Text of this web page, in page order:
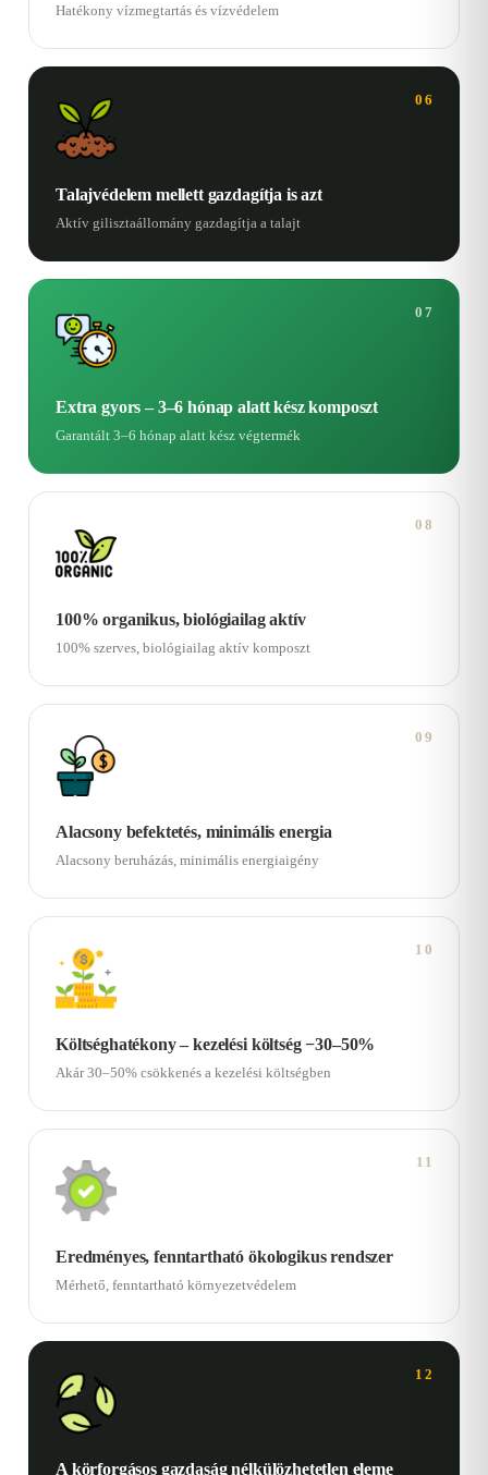
Hatékony vízmegtartás és vízvédelem
06
Talajvédelem mellett gazdagítja is azt
Aktív gilisztaállomány gazdagítja a talajt
07
Extra gyors – 3–6 hónap alatt kész komposzt
Garantált 3–6 hónap alatt kész végtermék
08
100% organikus, biológiailag aktív
100% szerves, biológiailag aktív komposzt
09
Alacsony befektetés, minimális energia
Alacsony beruházás, minimális energiaigény
10
Költséghatékony – kezelési költség −30–50%
Akár 30–50% csökkenés a kezelési költségben
11
Eredményes, fenntartható ökologikus rendszer
Mérhető, fenntartható környezetvédelem
12
A körforgásos gazdaság nélkülözhetetlen eleme